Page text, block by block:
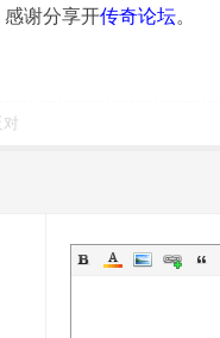
谢分享开传奇论坛。